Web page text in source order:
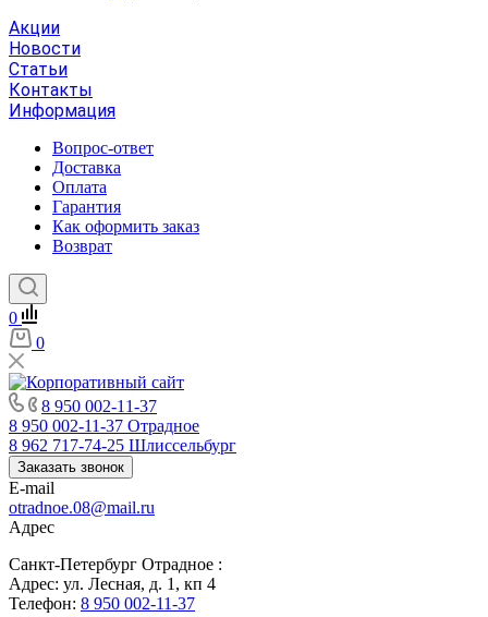
Акции
Новости
Статьи
Контакты
Информация
Вопрос-ответ
Доставка
Оплата
Гарантия
Как оформить заказ
Возврат
0
0
8 950 002-11-37
8 950 002-11-37 Отрадное
8 962 717-74-25 Шлиссельбург
Заказать звонок
E-mail
otradnoe.08@mail.ru
Адрес
Санкт-Петербург Отрадное :
Адрес: ул. Лесная, д. 1, кп 4
Телефон: 8 950 002-11-37